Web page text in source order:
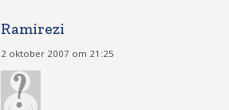
Ramirezi
2 oktober 2007 om 21:25